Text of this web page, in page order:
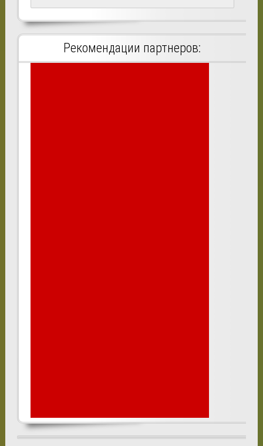
Рекомендации партнеров: